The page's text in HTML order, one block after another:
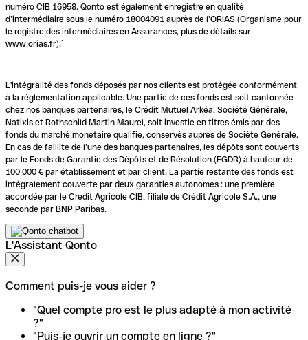
numéro CIB 16958. Qonto est également enregistré en qualité
d’intermédiaire sous le numéro 18004091 auprès de l’ORIAS (Organisme pour
le registre des intermédiaires en Assurances, plus de détails sur
www.orias.fr).`
L'intégralité des fonds déposés par nos clients est protégée conformément
à la réglementation applicable. Une partie de ces fonds est soit cantonnée
chez nos banques partenaires, le Crédit Mutuel Arkéa, Société Générale,
Natixis et Rothschild Martin Maurel, soit investie en titres émis par des
fonds du marché monétaire qualifié, conservés auprès de Société Générale.
En cas de faillite de l’une des banques partenaires, les dépôts sont couverts
par le Fonds de Garantie des Dépôts et de Résolution (FGDR) à hauteur de
100 000 € par établissement et par client. La partie restante des fonds est
intégralement couverte par deux garanties autonomes : une première
accordée par le Crédit Agricole CIB, filiale de Crédit Agricole S.A., une
seconde par BNP Paribas.
L'Assistant Qonto
Comment puis-je vous aider ?
"Quel compte pro est le plus adapté à mon activité
?"
"Puis-je ouvrir un compte en ligne ?"